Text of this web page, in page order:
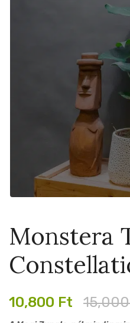
Monstera
Original
10,800 Ft
Current